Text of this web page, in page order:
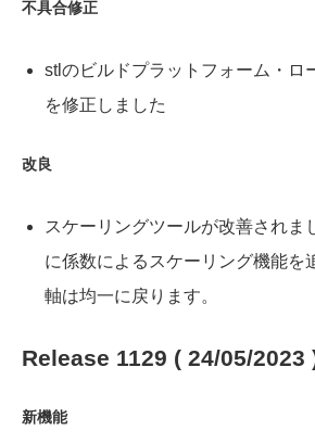
不具合修正
stlのビルドプラットフォーム・ロ
を修正しました
改良
スケーリングツールが改善されま
に係数によるスケーリング機能を
軸は均一に戻ります。
Release 1129 ( 24/05/2023
新機能